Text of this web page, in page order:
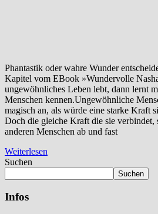
Phantastik oder wahre Wunder
Kapitel vom EBook »Wundervolle
ungewöhnliches Leben lebt, dann lernt
Menschen kennen.Ungewöhnliche
magisch an, als würde eine starke Kraft
Doch die gleiche Kraft die sie verbindet,
anderen Menschen ab und fast
Weiterlesen
Suchen
Suchen
Infos